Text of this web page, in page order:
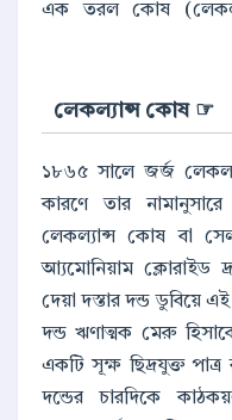
এক তরল কোষ
☞ লেকল্যান্স কোষ
১৮৬৫ সালে জর্জ
কারণে তার
লেকল্যান্স কোষ বা
আ্যমোনিয়াম ক্লোরাইড
দেয়া দস্তার দন্ড ডুবিয়ে
দন্ড ঋণাত্মক মেরু
একটি সূক্ষ ছিদ্রযুক্ত পাত্র
দন্ডের চারদিকে